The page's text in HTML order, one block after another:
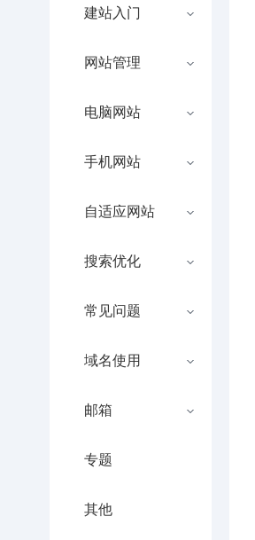
建站入门
网站管理
电脑网站
手机网站
自适应网站
搜索优化
常见问题
域名使用
邮箱
专题
其他